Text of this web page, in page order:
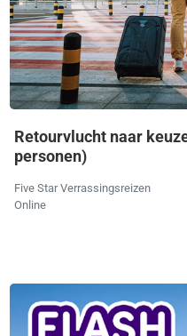
Retourvlucht naar
personen)
Five Star Verrassingsreizen
Online